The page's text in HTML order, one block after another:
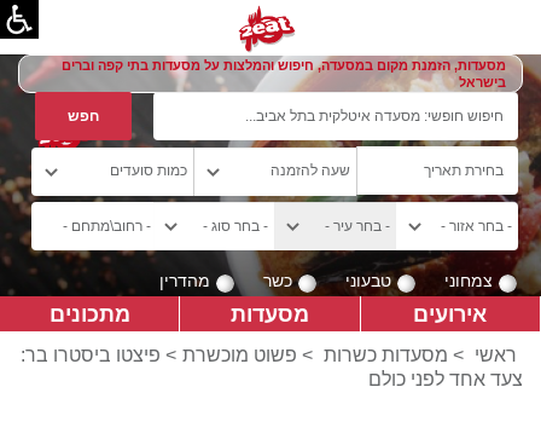
מסעדות, הזמנת מקום במסעדה, חיפוש והמלצות על מסעדות בתי קפה וברים
בישראל
צמחוני טבעוני כשר מהדרין
אירועים מסעדות מתכונים
ראשי > מסעדות כשרות > פשוט מוכשרת > פיצטו ביסטרו בר:
צעד אחד לפני כולם